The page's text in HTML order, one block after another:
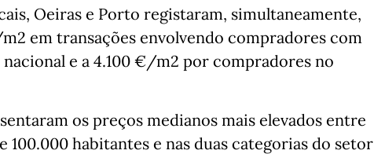
Oeiras e Porto registaram, simultaneamente,
em transações envolvendo compradores com
e a 4.100 €/m2 por compradores no
os preços medianos mais elevados entre
100.000 habitantes e nas duas categorias do setor